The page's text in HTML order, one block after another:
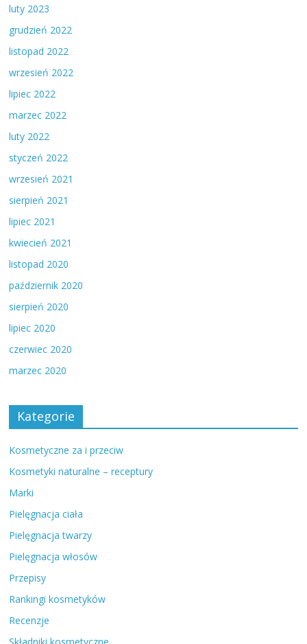
luty 2023
grudzień 2022
listopad 2022
wrzesień 2022
lipiec 2022
marzec 2022
luty 2022
styczeń 2022
wrzesień 2021
sierpień 2021
lipiec 2021
kwiecień 2021
listopad 2020
październik 2020
sierpień 2020
lipiec 2020
czerwiec 2020
marzec 2020
Kategorie
Kosmetyczne za i przeciw
Kosmetyki naturalne – receptury
Marki
Pielęgnacja ciała
Pielęgnacja twarzy
Pielęgnacja włosów
Przepisy
Rankingi kosmetyków
Recenzje